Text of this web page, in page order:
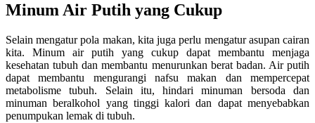
Minum Air Putih yang Cukup
Selain mengatur pola makan, kita juga perlu mengatur asupan cairan
kita. Minum air putih yang cukup dapat membantu menjaga
kesehatan tubuh dan membantu menurunkan berat badan. Air putih
dapat membantu mengurangi nafsu makan dan mempercepat
metabolisme tubuh. Selain itu, hindari minuman bersoda dan
minuman beralkohol yang tinggi kalori dan dapat menyebabkan
penumpukan lemak di tubuh.